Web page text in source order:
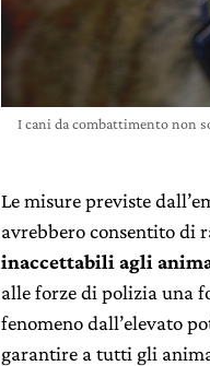
I cani da combattimento non
Le misure previste
avrebbero consentito di
inaccettabili agli
alle forze di polizia una
fenomeno dall’elevato
garantire a tutti gli